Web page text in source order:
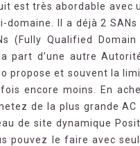
est très abordable avec
Il a déjà 2 SANs
(Fully Qualified
part d’une autre
propose et souvent la
encore moins. En
de la plus grande
de site dynamique
pouvez le faire avec